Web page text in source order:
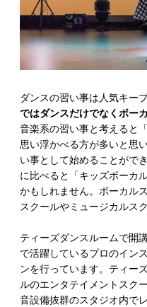
ダンスの習い事は人気キー
ではダンスだけでなくボー
音楽系の習い事と考えると
思い浮かべる方が多いと思
い事として始めることがで
に比べると「キッズボーカ
かもしれません。ボーカル
スクールやミュージカルス
ティーズダンスルームで開
で活躍しているプロのイン
ンを行っています。ティー
ルのエンタテイメントスク
音設備抜群のスタジオ内で